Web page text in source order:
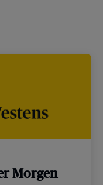
Morgen